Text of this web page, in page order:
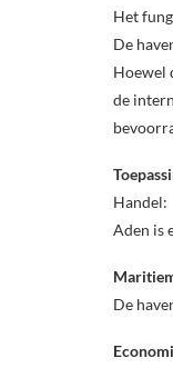
Het
De
Hoewel
de
Handel:
Aden is
De